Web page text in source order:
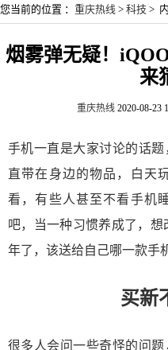
您当前的位置 ： 重庆热线 > 科技 >
烟雾弹无疑！
来
重庆热线 2020-08-23
手机一直是大家讨论的话
直带在身边的物品，白天
看，有些人甚至不看手机
吧，当一种习惯养成了，
年了，该送给自己哪一款手
买新
很多人会问一些奇怪的问